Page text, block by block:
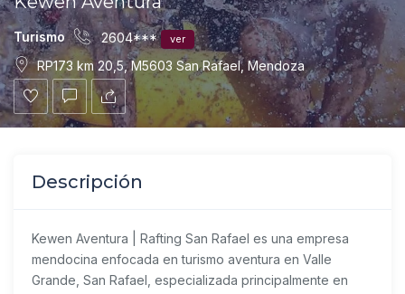
Turismo 2604*** ver
RP173 km 20,5, M5603 San Rafael, Mendoza
Descripción
Kewen Aventura | Rafting San Rafael es una empresa
mendocina enfocada en turismo aventura en Valle
Grande, San Rafael, especializada principalmente en